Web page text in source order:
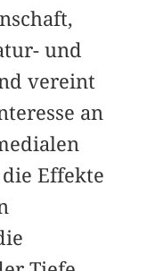
und
vereint
an
Effekte